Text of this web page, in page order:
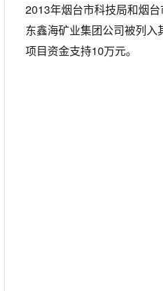
2013年烟台市科技局和烟
东鑫海矿业集团公司被列入
项目资金支持10万元。